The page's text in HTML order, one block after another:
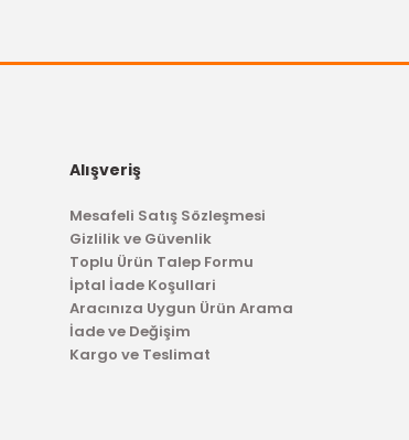
Alışveriş
Mesafeli Satış Sözleşmesi
Gizlilik ve Güvenlik
Toplu Ürün Talep Formu
İptal İade Koşullari
Aracınıza Uygun Ürün Arama
İade ve Değişim
Kargo ve Teslimat